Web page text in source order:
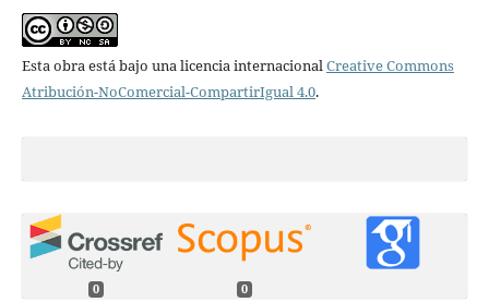
Esta obra está bajo una licencia internacional Creative Commons
Atribución-NoComercial-CompartirIgual 4.0.
0 0